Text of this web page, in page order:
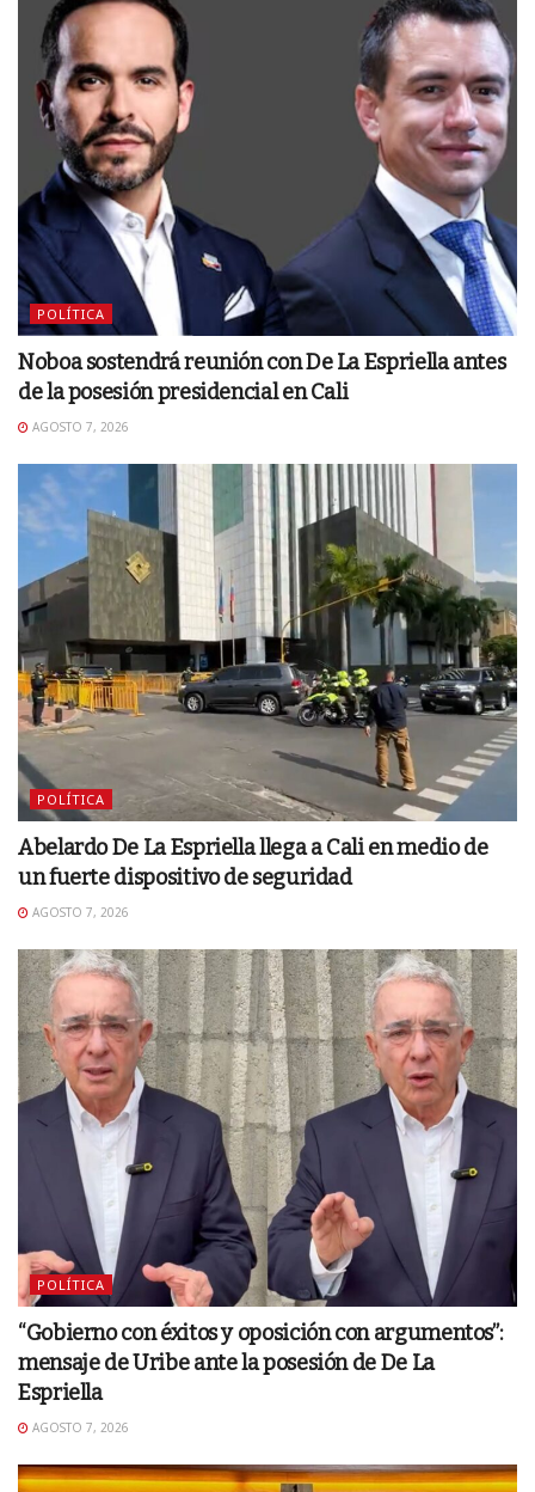
POLÍTICA
Noboa sostendrá reunión con De La Espriella antes
de la posesión presidencial en Cali
AGOSTO 7, 2026
POLÍTICA
Abelardo De La Espriella llega a Cali en medio de
un fuerte dispositivo de seguridad
AGOSTO 7, 2026
POLÍTICA
“Gobierno con éxitos y oposición con argumentos”:
mensaje de Uribe ante la posesión de De La
Espriella
AGOSTO 7, 2026